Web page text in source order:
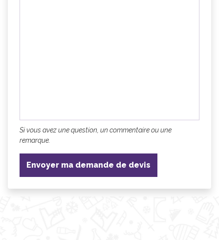
Si vous avez une question, un commentaire ou une
remarque.
Envoyer ma demande de devis